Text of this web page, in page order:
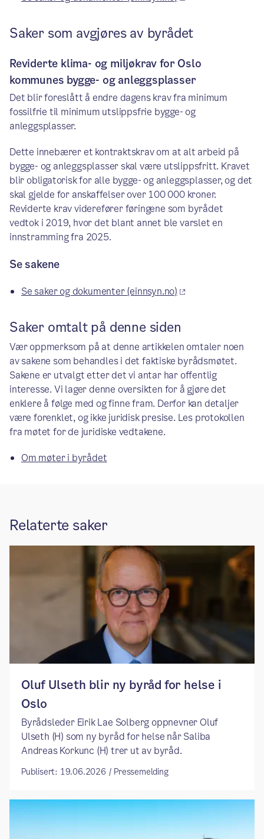
Saker som avgjøres av byrådet
Reviderte klima- og miljøkrav for Oslo
kommunes bygge- og anleggsplasser
Det blir foreslått å endre dagens krav fra minimum
fossilfrie til minimum utslippsfrie bygge- og
anleggsplasser.
Dette innebærer et kontraktskrav om at alt arbeid på
bygge- og anleggsplasser skal være utslippsfritt. Kravet
blir obligatorisk for alle bygge- og anleggsplasser, og det
skal gjelde for anskaffelser over 100 000 kroner.
Reviderte krav viderefører føringene som byrådet
vedtok i 2019, hvor det blant annet ble varslet en
innstramming fra 2025.
Se sakene
Se saker og dokumenter (einnsyn.no)
Saker omtalt på denne siden
Vær oppmerksom på at denne artikkelen omtaler noen
av sakene som behandles i det faktiske byrådsmøtet.
Sakene er utvalgt etter det vi antar har offentlig
interesse. Vi lager denne oversikten for å gjøre det
enklere å følge med og finne fram. Derfor kan detaljer
være forenklet, og ikke juridisk presise. Les protokollen
fra møtet for de juridiske vedtakene.
Om møter i byrådet
Relaterte saker
​​Oluf Ulseth blir ny byråd for helse i
Oslo ​
​​Byrådsleder Eirik Lae Solberg oppnevner Oluf
Ulseth (H) som ny byråd for helse når Saliba
Andreas Korkunc (H) trer ut av byråd. ​
Publisert: 19.06.2026 / Pressemelding